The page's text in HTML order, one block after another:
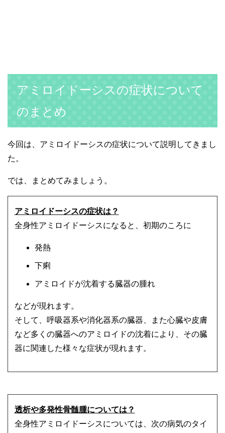
アミロイドーシスの症状について
のまとめ
今回は、アミロイドーシスの症状について説明してきまし
た。
では、まとめてみましょう。
アミロイドーシスの症状は？
全身性アミロイドーシスになると、初期のころに
発熱
下痢
アミロイドが沈着する臓器の腫れ
などが現れます。
そして、呼吸器系や消化器系の臓器、また心臓や皮膚
など多くの臓器へのアミロイドの沈着により、その臓
器に関連した様々な症状が現れます。
透析や多発性骨髄腫については？
全身性アミロイドーシスについては、次の病気のタイ